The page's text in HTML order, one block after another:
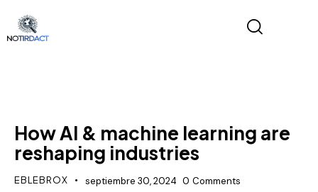
How AI & machine learning are
reshaping industries
EBLEBROX septiembre 30, 2024 0 Comments